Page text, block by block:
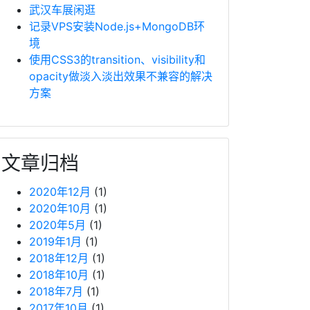
武汉车展闲逛
记录VPS安装Node.js+MongoDB环
境
使用CSS3的transition、visibility和
opacity做淡入淡出效果不兼容的解决
方案
文章归档
2020年12月 (1)
2020年10月 (1)
2020年5月 (1)
2019年1月 (1)
2018年12月 (1)
2018年10月 (1)
2018年7月 (1)